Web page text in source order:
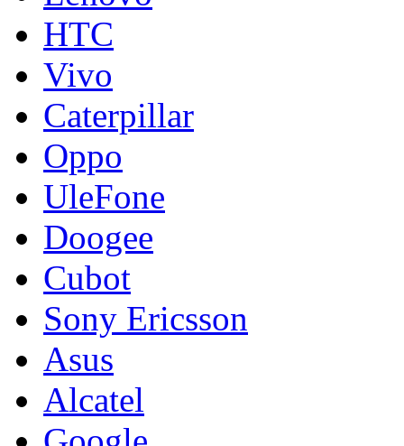
HTC
Vivo
Caterpillar
Oppo
UleFone
Doogee
Cubot
Sony Ericsson
Asus
Alcatel